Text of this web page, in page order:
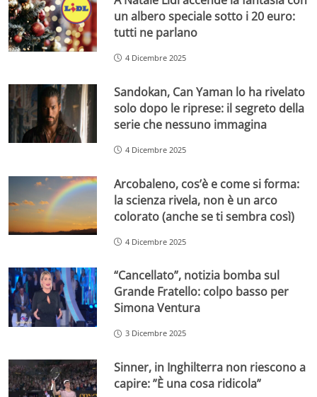
un albero speciale sotto i 20 euro:
tutti ne parlano
4 Dicembre 2025
Sandokan, Can Yaman lo ha rivelato
solo dopo le riprese: il segreto della
serie che nessuno immagina
4 Dicembre 2025
Arcobaleno, cos’è e come si forma:
la scienza rivela, non è un arco
colorato (anche se ti sembra così)
4 Dicembre 2025
“Cancellato”, notizia bomba sul
Grande Fratello: colpo basso per
Simona Ventura
3 Dicembre 2025
Sinner, in Inghilterra non riescono a
capire: ”È una cosa ridicola”